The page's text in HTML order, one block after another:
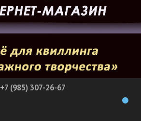
+7 (985) 307-26-67